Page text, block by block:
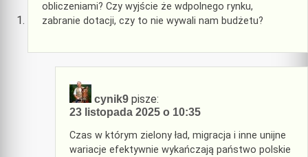
obliczeniami? Czy wyjście że wdpolnego rynku,
zabranie dotacji, czy to nie wywali nam budżetu?
cynik9 pisze:
23 listopada 2025 o 10:35
Czas w którym zielony ład, migracja i inne unijne
wariacje efektywnie wykańczają państwo polskie